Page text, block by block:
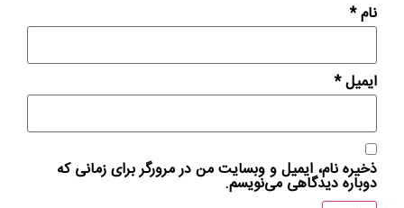
نام*
ایمیل*
ذخیره نام، ایمیل و وبسایت من در مرورگر برای زمانی که
دوباره دیدگاهی می‌نویسم.